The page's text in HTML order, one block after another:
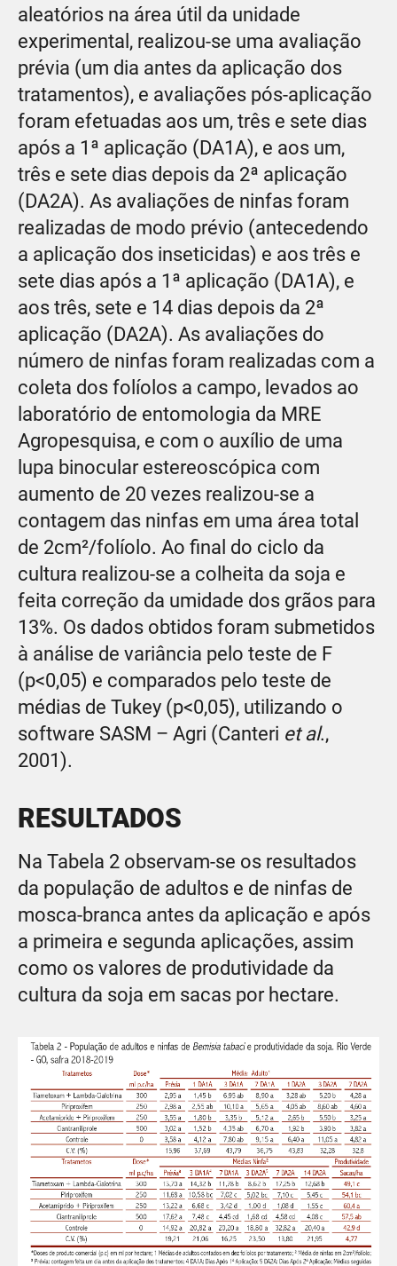
aleatórios na área útil da unidade
experimental, realizou-se uma avaliação
prévia (um dia antes da aplicação dos
tratamentos), e avaliações pós-aplicação
foram efetuadas aos um, três e sete dias
após a 1ª aplicação (DA1A), e aos um,
três e sete dias depois da 2ª aplicação
(DA2A). As avaliações de ninfas foram
realizadas de modo prévio (antecedendo
a aplicação dos inseticidas) e aos três e
sete dias após a 1ª aplicação (DA1A), e
aos três, sete e 14 dias depois da 2ª
aplicação (DA2A). As avaliações do
número de ninfas foram realizadas com a
coleta dos folíolos a campo, levados ao
laboratório de entomologia da MRE
Agropesquisa, e com o auxílio de uma
lupa binocular estereoscópica com
aumento de 20 vezes realizou-se a
contagem das ninfas em uma área total
de 2cm²/folíolo. Ao final do ciclo da
cultura realizou-se a colheita da soja e
feita correção da umidade dos grãos para
13%. Os dados obtidos foram submetidos
à análise de variância pelo teste de F
(p<0,05) e comparados pelo teste de
médias de Tukey (p<0,05), utilizando o
software SASM – Agri (Canteri et al.,
2001).
RESULTADOS
Na Tabela 2 observam-se os resultados
da população de adultos e de ninfas de
mosca-branca antes da aplicação e após
a primeira e segunda aplicações, assim
como os valores de produtividade da
cultura da soja em sacas por hectare.